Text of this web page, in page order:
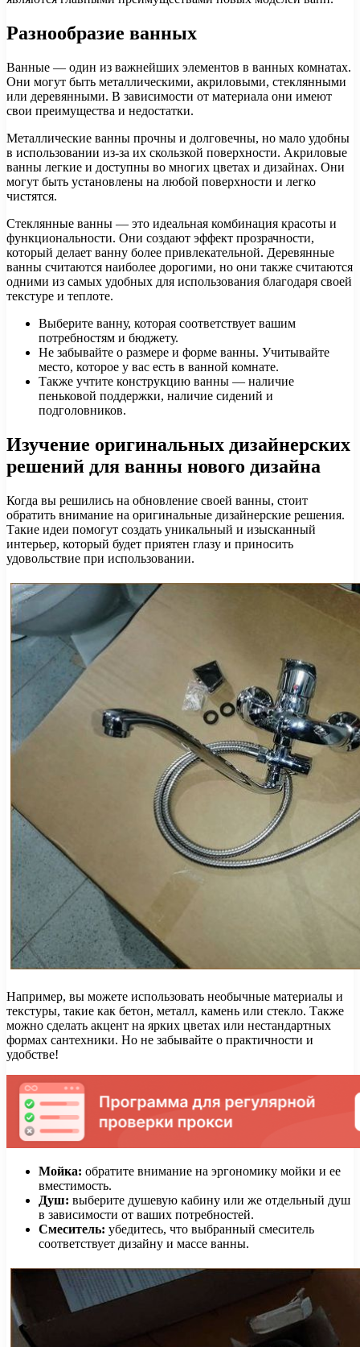
Разнообразие ванных
Ванные — один из важнейших элементов в ванных комнатах.
Они могут быть металлическими, акриловыми, стеклянными
или деревянными. В зависимости от материала они имеют
свои преимущества и недостатки.
Металлические ванны прочны и долговечны, но мало удобны
в использовании из-за их скользкой поверхности. Акриловые
ванны легкие и доступны во многих цветах и дизайнах. Они
могут быть установлены на любой поверхности и легко
чистятся.
Стеклянные ванны — это идеальная комбинация красоты и
функциональности. Они создают эффект прозрачности,
который делает ванну более привлекательной. Деревянные
ванны считаются наиболее дорогими, но они также считаются
одними из самых удобных для использования благодаря своей
текстуре и теплоте.
Выберите ванну, которая соответствует вашим
потребностям и бюджету.
Не забывайте о размере и форме ванны. Учитывайте
место, которое у вас есть в ванной комнате.
Также учтите конструкцию ванны — наличие
пеньковой поддержки, наличие сидений и
подголовников.
Изучение оригинальных дизайнерских
решений для ванны нового дизайна
Когда вы решились на обновление своей ванны, стоит
обратить внимание на оригинальные дизайнерские решения.
Такие идеи помогут создать уникальный и изысканный
интерьер, который будет приятен глазу и приносить
удовольствие при использовании.
Например, вы можете использовать необычные материалы и
текстуры, такие как бетон, металл, камень или стекло. Также
можно сделать акцент на ярких цветах или нестандартных
формах сантехники. Но не забывайте о практичности и
удобстве!
Мойка: обратите внимание на эргономику мойки и ее
вместимость.
Душ: выберите душевую кабину или же отдельный душ
в зависимости от ваших потребностей.
Смеситель: убедитесь, что выбранный смеситель
соответствует дизайну и массе ванны.